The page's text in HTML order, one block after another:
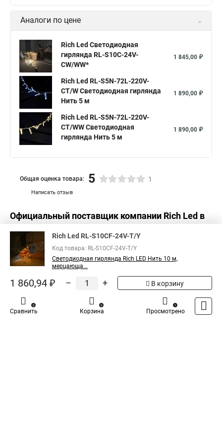
Нить светодиодная уличная
Светодиодные гирлянды нить купить
Лампы на светодиодных нитях
Купить светодиодные гирлянды нить
Светодиодные led гирлянды нить
Светодиодные нить на батарейках
Лампа светодиодная с нитью
Нить гирлянда светодиодная купить
Аналоги по цене
Rich Led Светодиодная
гирлянда RL-S10C-24V-
CW/WW*
1 845,00 ₽
Rich Led RL-S5N-72L-220V-
CT/W Светодиодная гирлянда
Нить 5 м
1 890,00 ₽
Rich Led RL-S5N-72L-220V-
CT/WW Светодиодная
гирлянда Нить 5 м
1 890,00 ₽
Написать отзыв
Общая оценка товара: 5 1
Официальный поставщик компании Rich Led в
России
Rich Led RL-S10CF-24V-T/Y
Код товара: RL-S10CF-24V-T/Y
Светодиодная гирлянда Rich LED Нить 10 м,
мерцающа...
1 860,94 ₽ – + В корзину
Сравнить
0
Корзина
0
Просмотрено
1